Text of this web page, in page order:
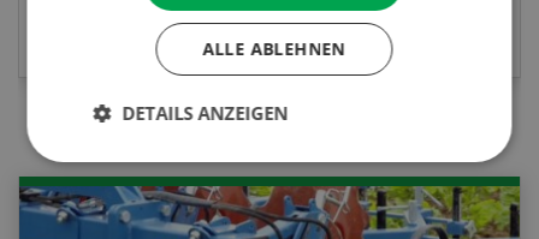
JETZT TEILNEHMEN
ALLE ABLEHNEN
DETAILS ANZEIGEN